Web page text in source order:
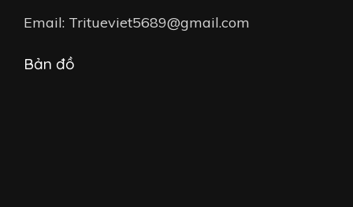
Email: Tritueviet5689@gmail.com
Bản đồ